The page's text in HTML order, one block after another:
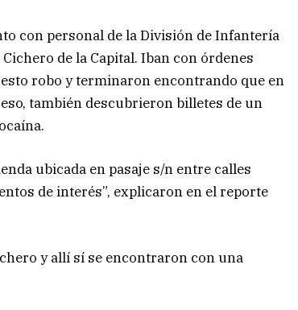
con personal de la División de Infantería
de la Capital. Iban con órdenes
robo y terminaron encontrando que en
también descubrieron billetes de un
ubicada en pasaje s/n entre calles
de interés”, explicaron en el reporte
y allí sí se encontraron con una